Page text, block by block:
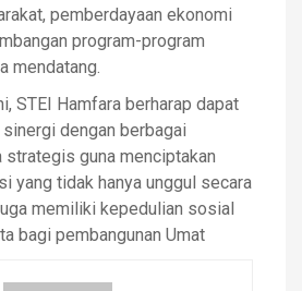
pemberdayaan ekonomi
program-program
mendatang.
STEI Hamfara berharap dapat
dengan berbagai
strategis guna menciptakan
yang tidak hanya unggul secara
memiliki kepedulian sosial
bagi pembangunan Umat